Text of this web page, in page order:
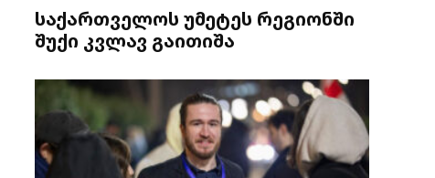
საქართველოს უმეტეს რეგიონში
შუქი კვლავ გაითიშა